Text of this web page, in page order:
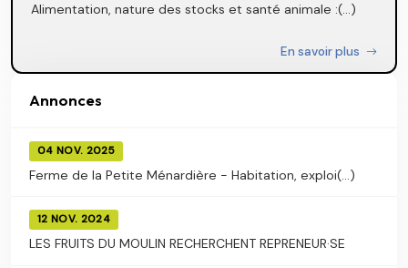
Alimentation, nature des stocks et santé animale :(...)
En savoir plus
Annonces
04 NOV. 2025
Ferme de la Petite Ménardière - Habitation, exploi(...)
12 NOV. 2024
LES FRUITS DU MOULIN RECHERCHENT REPRENEUR·SE